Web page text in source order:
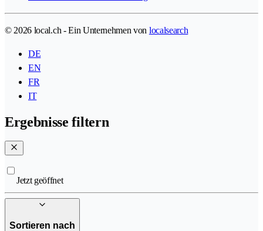
© 2026 local.ch - Ein Unternehmen von localsearch
DE
EN
FR
IT
Ergebnisse filtern
Jetzt geöffnet
Sortieren nach